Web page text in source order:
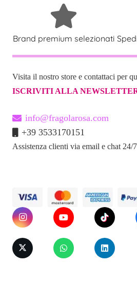
del
prodotto
Brand premium selezionati
Visita il nostro store e contattaci per
ISCRIVITI ALLA
info@fragolarosa.com
+39 3533170151
Assistenza clienti via email e chat 24/7